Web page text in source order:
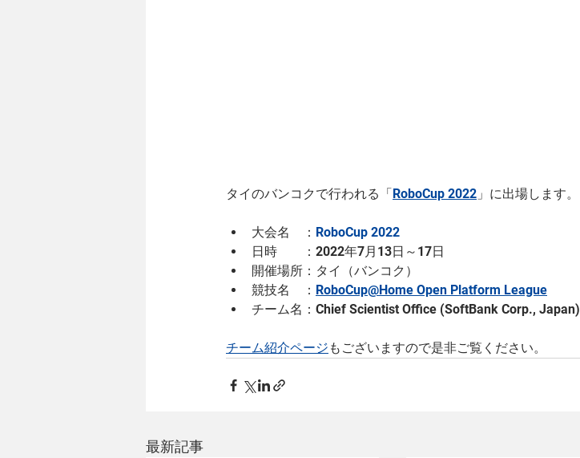
タイのバンコクで行われる「 RoboCup 2022 」に出場します。
大会名　： RoboCup 2022
日時　　：2022年7月13日～17日
開催場所：タイ（バンコク）
競技名　： RoboCup@Home Open Platform League
チーム名：Chief Scientist Office (SoftBank Corp., Japan)
チーム紹介ページ もございますので是非ご覧ください。
最新記事